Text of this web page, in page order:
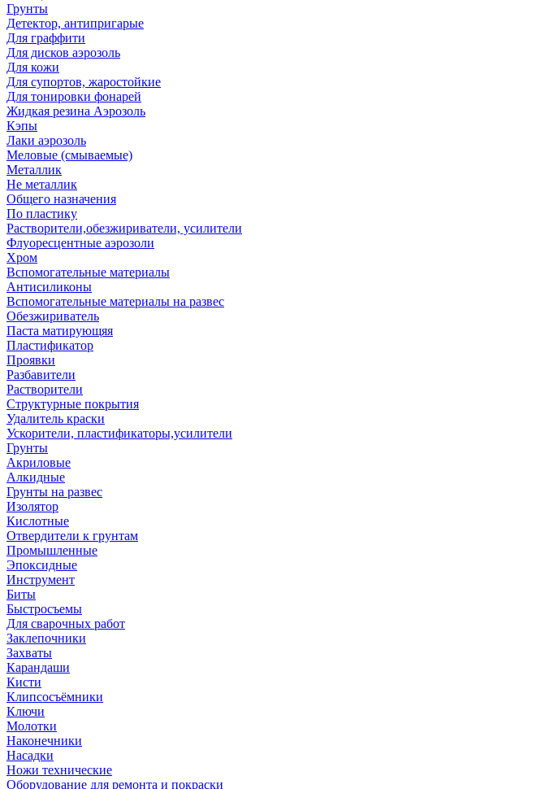
Грунты
Детектор, антипригарые
Для граффити
Для дисков аэрозоль
Для кожи
Для супортов, жаростойкие
Для тонировки фонарей
Жидкая резина Аэрозоль
Кэпы
Лаки аэрозоль
Меловые (смываемые)
Металлик
Не металлик
Общего назначения
По пластику
Растворители,обезжириватели, усилители
Флуоресцентные аэрозоли
Хром
Вспомогательные материалы
Антисиликоны
Вспомогательные материалы на развес
Обезжириватель
Паста матирующяя
Пластификатор
Проявки
Разбавители
Растворители
Структурные покрытия
Удалитель краски
Ускорители, пластификаторы,усилители
Грунты
Акриловые
Алкидные
Грунты на развес
Изолятор
Кислотные
Отвердители к грунтам
Промышленные
Эпоксидные
Инструмент
Биты
Быстросъемы
Для сварочных работ
Заклепочники
Захваты
Карандаши
Кисти
Клипсосъёмники
Ключи
Молотки
Наконечники
Насадки
Ножи технические
Оборудование для ремонта и покраски